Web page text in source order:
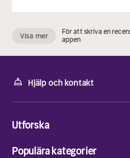
Visa mer För att skriva en
appen
Hjälp och kontakt
Utforska
Populära kategorier